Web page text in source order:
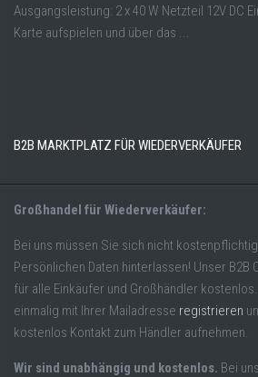
Ausgangsleistung: 2 x 40 W Netzteil 12V DC
Karte aufspielen und über das ...
B2B MARKTPLATZ FÜR WIEDERVERKÄUFER
Großhandel für Wiederverkäufer:
Bei uns müssen Sie sich nicht
Persönlichen Daten hinterlassen! Unser B2B
für alle Einkäufer und Großhändler
einmalig mit Ihrer Mailadresse registrieren
kostenlos Kontakt zum Händler aufnehmen.
Wir sind unabhängig und kostenlos. Bei